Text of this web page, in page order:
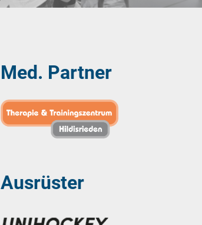
Med. Partner
Ausrüster